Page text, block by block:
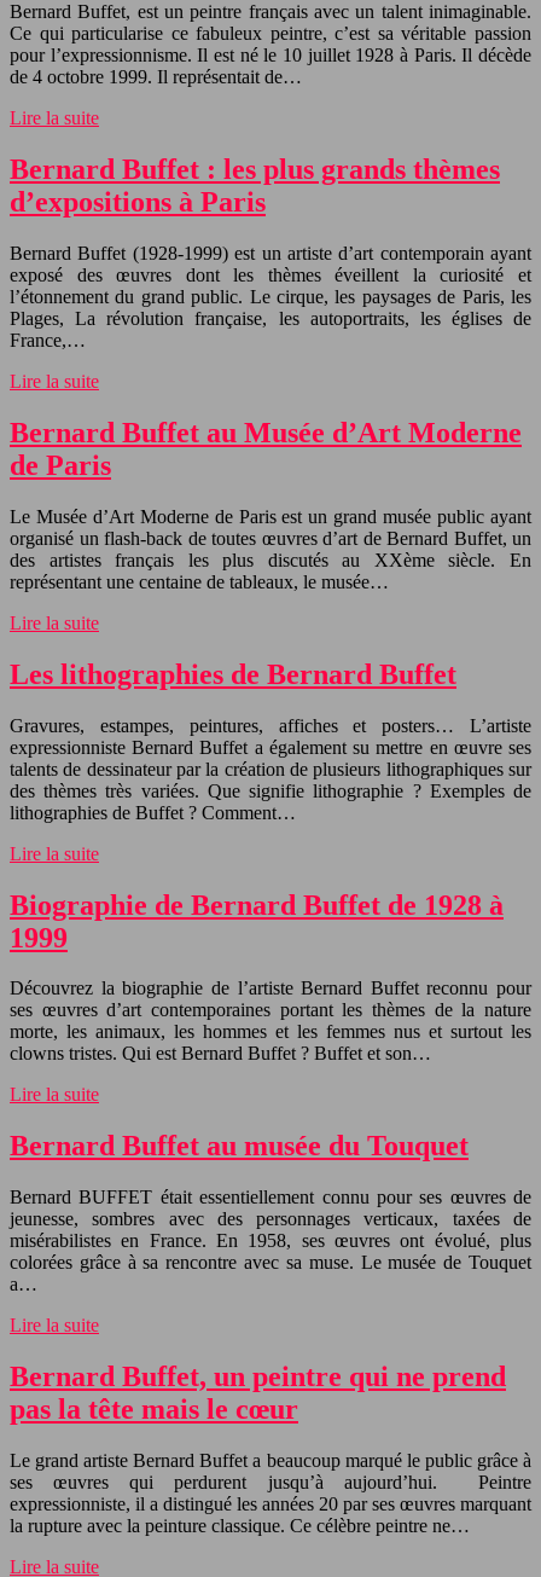
Bernard Buffet, est un peintre français avec un talent inimaginable.
Ce qui particularise ce fabuleux peintre, c’est sa véritable passion
pour l’expressionnisme. Il est né le 10 juillet 1928 à Paris. Il décède
de 4 octobre 1999. Il représentait de…
Lire la suite
Bernard Buffet : les plus grands thèmes
d’expositions à Paris
Bernard Buffet (1928-1999) est un artiste d’art contemporain ayant
exposé des œuvres dont les thèmes éveillent la curiosité et
l’étonnement du grand public. Le cirque, les paysages de Paris, les
Plages, La révolution française, les autoportraits, les églises de
France,…
Lire la suite
Bernard Buffet au Musée d’Art Moderne
de Paris
Le Musée d’Art Moderne de Paris est un grand musée public ayant
organisé un flash-back de toutes œuvres d’art de Bernard Buffet, un
des artistes français les plus discutés au XXème siècle. En
représentant une centaine de tableaux, le musée…
Lire la suite
Les lithographies de Bernard Buffet
Gravures, estampes, peintures, affiches et posters… L’artiste
expressionniste Bernard Buffet a également su mettre en œuvre ses
talents de dessinateur par la création de plusieurs lithographiques sur
des thèmes très variées. Que signifie lithographie ? Exemples de
lithographies de Buffet ? Comment…
Lire la suite
Biographie de Bernard Buffet de 1928 à
1999
Découvrez la biographie de l’artiste Bernard Buffet reconnu pour
ses œuvres d’art contemporaines portant les thèmes de la nature
morte, les animaux, les hommes et les femmes nus et surtout les
clowns tristes. Qui est Bernard Buffet ? Buffet et son…
Lire la suite
Bernard Buffet au musée du Touquet
Bernard BUFFET était essentiellement connu pour ses œuvres de
jeunesse, sombres avec des personnages verticaux, taxées de
misérabilistes en France. En 1958, ses œuvres ont évolué, plus
colorées grâce à sa rencontre avec sa muse. Le musée de Touquet
a…
Lire la suite
Bernard Buffet, un peintre qui ne prend
pas la tête mais le cœur
Le grand artiste Bernard Buffet a beaucoup marqué le public grâce à
ses œuvres qui perdurent jusqu’à aujourd’hui. Peintre
expressionniste, il a distingué les années 20 par ses œuvres marquant
la rupture avec la peinture classique. Ce célèbre peintre ne…
Lire la suite